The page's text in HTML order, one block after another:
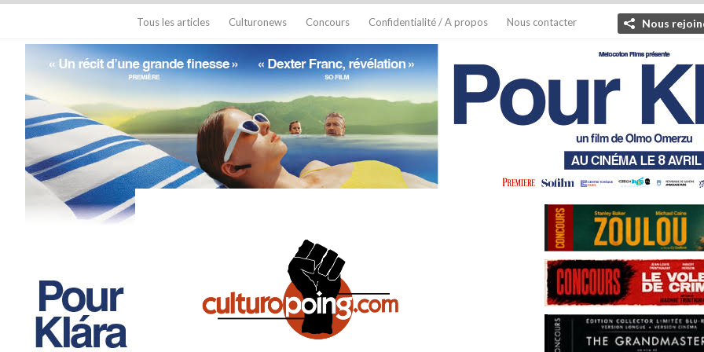
Tous les articles Culturonews Concours Confidentialité / A propos Nous contacter Nous